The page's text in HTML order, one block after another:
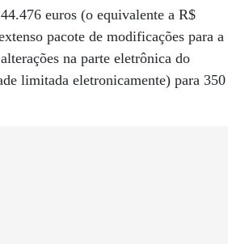
euros (o equivalente a R$
pacote de modificações para a
na parte eletrônica do
limitada eletronicamente) para 350